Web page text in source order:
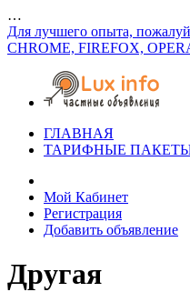
…
Для лучшего опыта,
CHROME, FIREFOX,
ГЛАВНАЯ
ТАРИФНЫЕ
Мой Кабинет
Регистрация
Добавить объявление
Другая